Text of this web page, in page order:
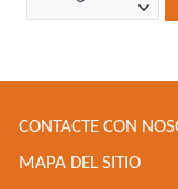
CONTACTE CON
MAPA DEL SITIO